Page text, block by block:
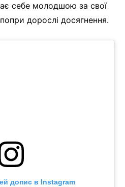
себе молодшою за свої
дорослі досягнення.
допис в Instagram